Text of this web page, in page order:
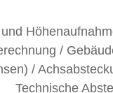
/
/
Technische